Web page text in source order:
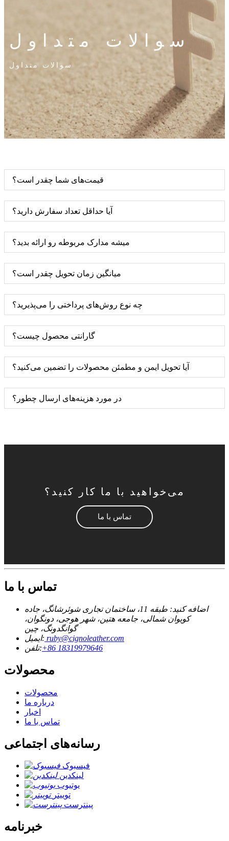
سوالات متداول
سوالات متداول
قیمت‌های شما چقدر است؟
آیا حداقل تعداد سفارش دارید؟
میشه مدارک مربوطه رو ارائه بدید؟
میانگین زمان تحویل چقدر است؟
چه نوع روش‌های پرداختی را می‌پذیرید؟
گارانتی محصول چیست؟
آیا تحویل ایمن و مطمئن محصولات را تضمین می‌کنید؟
در مورد هزینه‌های ارسال چطور؟
می‌خواهید با ما کار کنید؟
تماس با ما
تماس با ما
اضافه کنید: طبقه 11، ساختمان تجاری شوئرشانگ، جاده
کویوان شمالی، جامعه هتین، شهر هوجی، دونگوان،
گوانگدونگ، چین
ایمیل: ruby@cignoleather.com
تلفن:‎+86 18319979646‎
محصولات
محصولات
درباره ما
اخبار
تماس با ما
رسانه‌های اجتماعی
فیسبوک
لینکدین
یوتیوب
توییتر
پینترست
خبرنامه